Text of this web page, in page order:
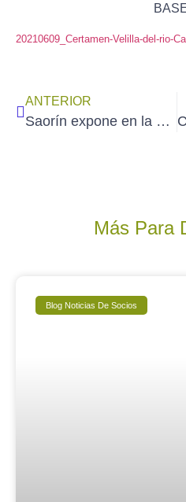
20210609_Certamen-Velilla-del-rio-
ANTERIOR
Saorín expone en la Colectiva Internacional de la Galería Artelibre
Más Para
Blog Noticias De Socios